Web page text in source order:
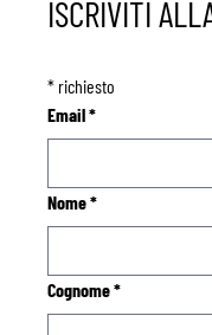
ISCRIVITI
* richiesto
Email*
Nome*
Cognome*